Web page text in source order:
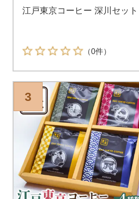
江戸東京コーヒー 深川セット
（0件）
3